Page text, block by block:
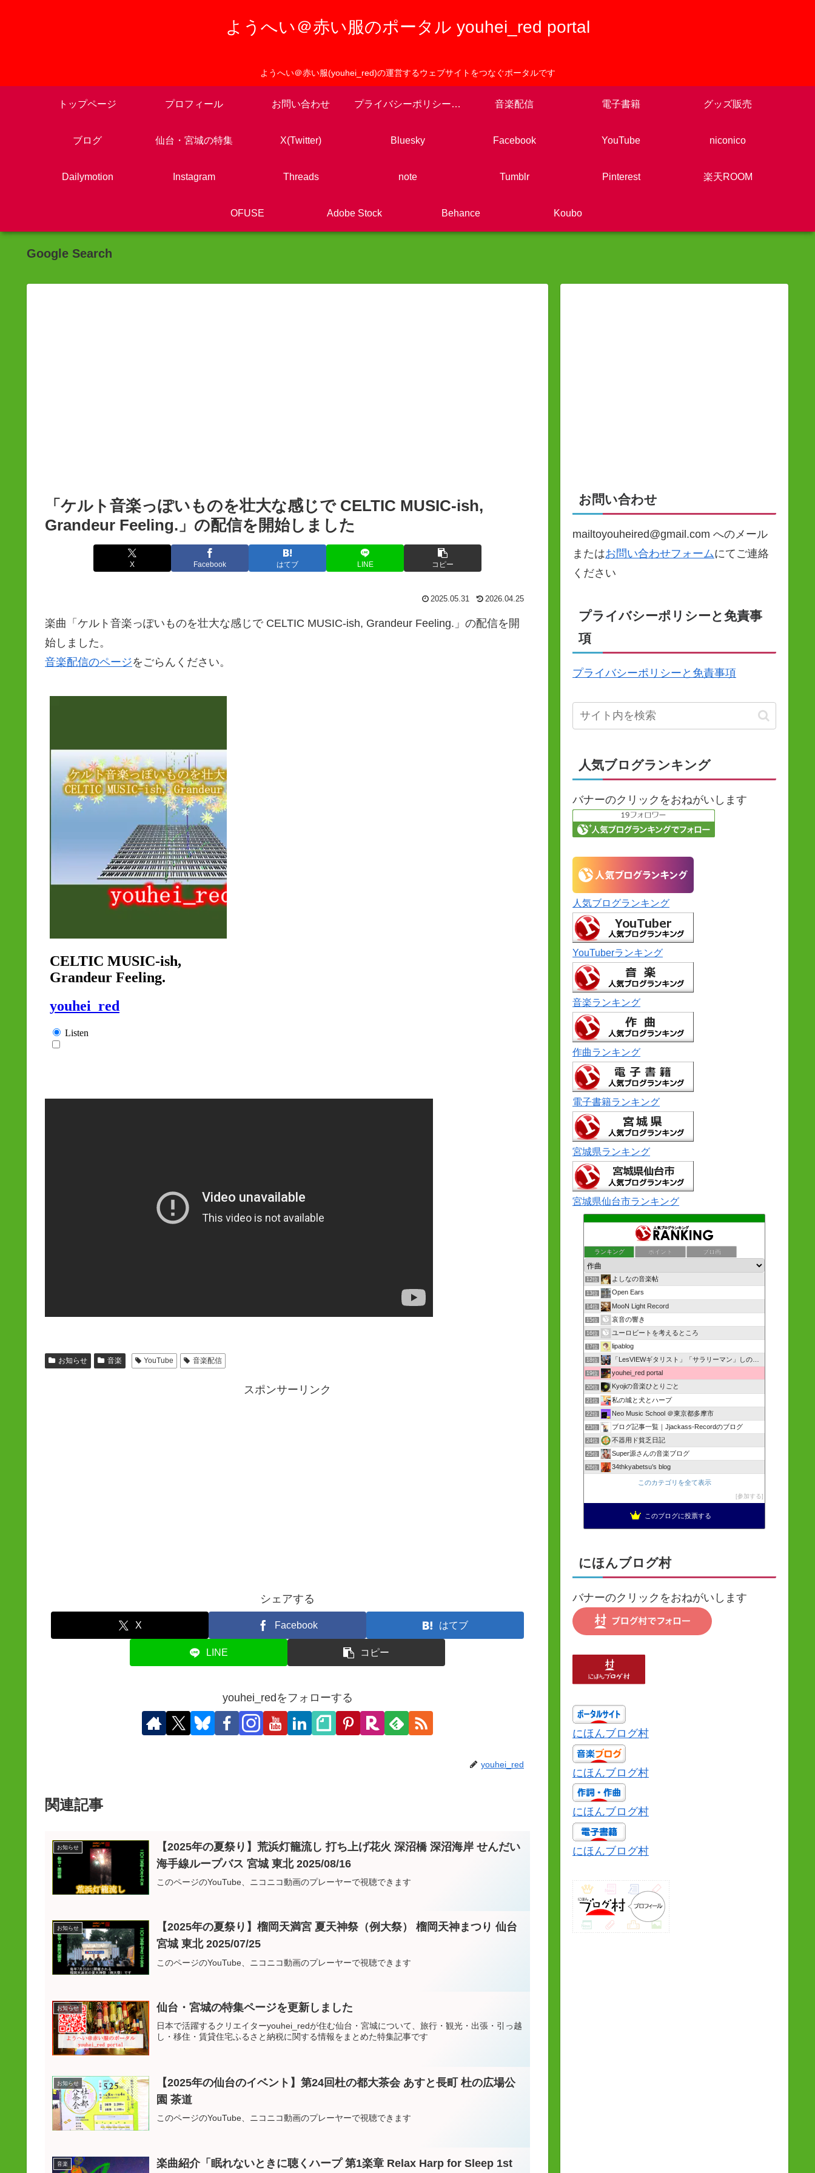
ようへい＠赤い服のポータル youhei_red portal
ようへい＠赤い服(youhei_red)の運営するウェブサイトをつなぐポータルです
トップページ プロフィール お問い合わせ プライバシーポリシーと免責事項 音楽配信 電子書籍 グッズ販売
ブログ 仙台・宮城の特集 X(Twitter) Bluesky Facebook YouTube niconico
Dailymotion Instagram Threads note Tumblr Pinterest 楽天ROOM
OFUSE Adobe Stock Behance Koubo
Google Search
「ケルト音楽っぽいものを壮大な感じで CELTIC MUSIC-ish,
Grandeur Feeling.」の配信を開始しました
X Facebook はてブ LINE コピー
2025.05.31 2026.04.25
楽曲「ケルト音楽っぽいものを壮大な感じで CELTIC MUSIC-ish, Grandeur Feeling.」の配信を開
始しました。
音楽配信のページをごらんください。
お知らせ 音楽 YouTube 音楽配信
スポンサーリンク
シェアする
X Facebook はてブ
LINE コピー
youhei_redをフォローする
youhei_red
関連記事
お知らせ
【2025年の夏祭り】荒浜灯籠流し 打ち上げ花火 深沼橋 深沼海岸 せんだい
海手線ループバス 宮城 東北 2025/08/16
このページのYouTube、ニコニコ動画のプレーヤーで視聴できます
お知らせ
【2025年の夏祭り】榴岡天満宮 夏天神祭（例大祭） 榴岡天神まつり 仙台
宮城 東北 2025/07/25
このページのYouTube、ニコニコ動画のプレーヤーで視聴できます
お知らせ 仙台・宮城の特集ページを更新しました
日本で活躍するクリエイターyouhei_redが住む仙台・宮城について、旅行・観光・出張・引っ越
し・移住・賃貸住宅ふるさと納税に関する情報をまとめた特集記事です
お知らせ
【2025年の仙台のイベント】第24回杜の都大茶会 あすと長町 杜の広場公
園 茶道
このページのYouTube、ニコニコ動画のプレーヤーで視聴できます
音楽 楽曲紹介「眠れないときに聴くハープ 第1楽章 Relax Harp for Sleep 1st
お問い合わせ
mailtoyouheired@gmail.com へのメール
またはお問い合わせフォームにてご連絡
ください
プライバシーポリシーと免責事
項
プライバシーポリシーと免責事項
人気ブログランキング
バナーのクリックをおねがいします
人気ブログランキング
YouTuberランキング
音楽ランキング
作曲ランキング
電子書籍ランキング
宮城県ランキング
宮城県仙台市ランキング
ランキング ポイント ブロ画
12位 よしなの音楽帖
13位 Open Ears
14位 MooN Light Record
15位 哀音の響き
16位 ユーロビートを考えるところ
17位 lipablog
18位 「LesVIEWギタリスト」「サラリーマン」しのびんのブログ
19位 youhei_red portal
20位 Kyojiの音楽ひとりごと
21位 私の城と犬とハープ
22位 Neo Music School ＠東京都多摩市
23位 ブログ記事一覧｜Jjackass-Recordのブログ
24位 不器用ド貧乏日記
25位 Super源さんの音楽ブログ
26位 34thkyabetsu’s blog
このカテゴリを全て表示
参加する
このブログに投票する
にほんブログ村
バナーのクリックをおねがいします
にほんブログ村
にほんブログ村
にほんブログ村
にほんブログ村